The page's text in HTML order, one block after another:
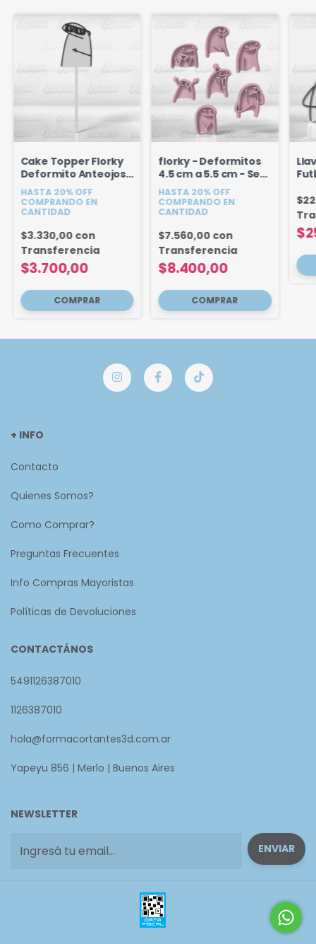
Cake Topper Florky
Deformito Anteojos
18 cm
HASTA 20% OFF
COMPRANDO EN
CANTIDAD
$3.700,00
$3.330,00 con
Transferencia
florky - Deformitos
4.5 cm a 5.5 cm - Set
x 7u
HASTA 20% OFF
COMPRANDO EN
CANTIDAD
$8.400,00
$7.560,00 con
Transferencia
+ INFO
Contacto
Quienes Somos?
Como Comprar?
Preguntas Frecuentes
Info Compras Mayoristas
Políticas de Devoluciones
CONTACTÁNOS
5491126387010
1126387010
hola@formacortantes3d.com.ar
Yapeyu 856 | Merlo | Buenos Aires
NEWSLETTER